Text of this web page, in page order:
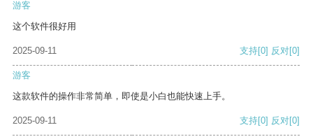
游客
这个软件很好用
2025-09-11 支持[0] 反对[0]
游客
这款软件的操作非常简单，即使是小白也能快速上手。
2025-09-11 支持[0] 反对[0]